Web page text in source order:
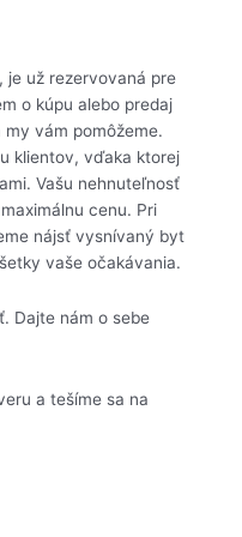
je už rezervovaná pre
o kúpu alebo predaj
vám pomôžeme.
klientov, vďaka ktorej
Vašu nehnuteľnosť
cenu. Pri
nájsť vysnívaný byt
vaše očakávania.
Dajte nám o sebe
a tešíme sa na